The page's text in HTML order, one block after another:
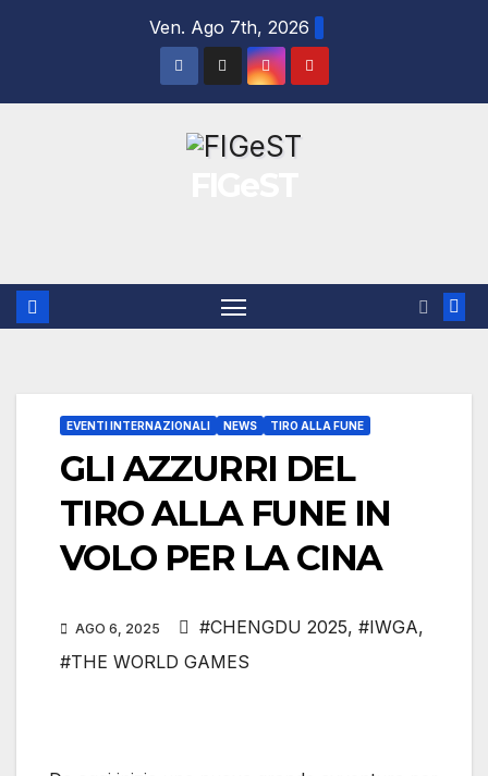
Ven. Ago 7th, 2026
EVENTI INTERNAZIONALI NEWS TIRO ALLA FUNE
GLI AZZURRI DEL
TIRO ALLA FUNE IN
VOLO PER LA CINA
AGO 6, 2025 #CHENGDU 2025, #IWGA,
#THE WORLD GAMES